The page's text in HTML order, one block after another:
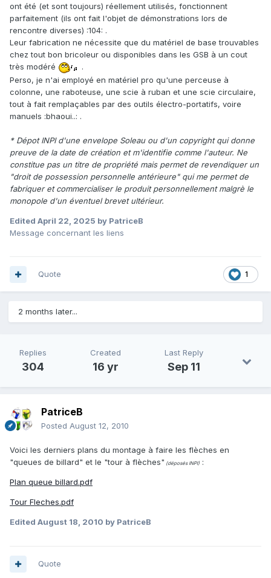
ont été (et sont toujours) réellement utilisés, fonctionnent
parfaitement (ils ont fait l'objet de démonstrations lors de
rencontre diverses) :104: .
Leur fabrication ne nécessite que du matériel de base trouvables
chez tout bon bricoleur ou disponibles dans les GSB à un cout
très modéré
.
Perso, je n'ai employé en matériel pro qu'une perceuse à
colonne, une raboteuse, une scie à ruban et une scie circulaire,
tout à fait remplaçables par des outils électro-portatifs, voire
manuels :bhaoui..: .
* Dépot INPI d'une envelope Soleau ou d'un copyright qui donne
preuve de la date de création et m'identifie comme l'auteur. Ne
constitue pas un titre de propriété mais permet de revendiquer un
"droit de possession personnelle antérieure" qui me permet de
fabriquer et commercialiser le produit personnellement malgrè le
monopole d'un éventuel brevet ultérieur.
Edited April 22, 2025 by PatriceB
Message concernant les liens
1
Quote
2 months later...
Replies
304
Created
16 yr
Last Reply
Sep 11
PatriceB
Posted August 12, 2010
Voici les derniers plans du montage à faire les flèches en
"queues de billard" et le "tour à flèches" (déposés INPI) :
Plan queue billard.pdf
Tour Fleches.pdf
Edited August 18, 2010 by PatriceB
Quote